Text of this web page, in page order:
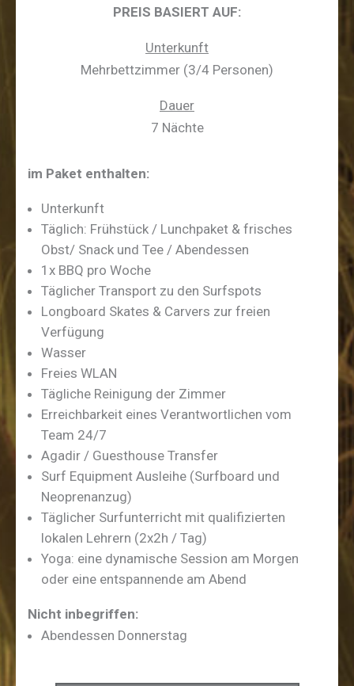
PREIS BASIERT AUF:
Unterkunft
Mehrbettzimmer (3/4 Personen)
Dauer
7 Nächte
im Paket enthalten:
Unterkunft
Täglich: Frühstück / Lunchpaket & frisches
Obst/ Snack und Tee / Abendessen
1x BBQ pro Woche
Täglicher Transport zu den Surfspots
Longboard Skates & Carvers zur freien
Verfügung
Wasser
Freies WLAN
Tägliche Reinigung der Zimmer
Erreichbarkeit eines Verantwortlichen vom
Team 24/7
Agadir / Guesthouse Transfer
Surf Equipment Ausleihe (Surfboard und
Neoprenanzug)
Täglicher Surfunterricht mit qualifizierten
lokalen Lehrern (2x2h / Tag)
Yoga: eine dynamische Session am Morgen
oder eine entspannende am Abend
Nicht inbegriffen:
Abendessen Donnerstag